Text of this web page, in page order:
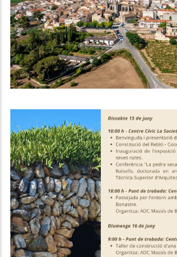
Parcial Del
P.
1a Trobada Pedra
Penedès - 15 I
Altres